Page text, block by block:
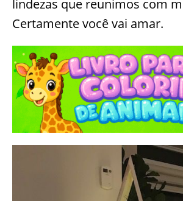
lindezas que reunimos com
Certamente você vai amar.